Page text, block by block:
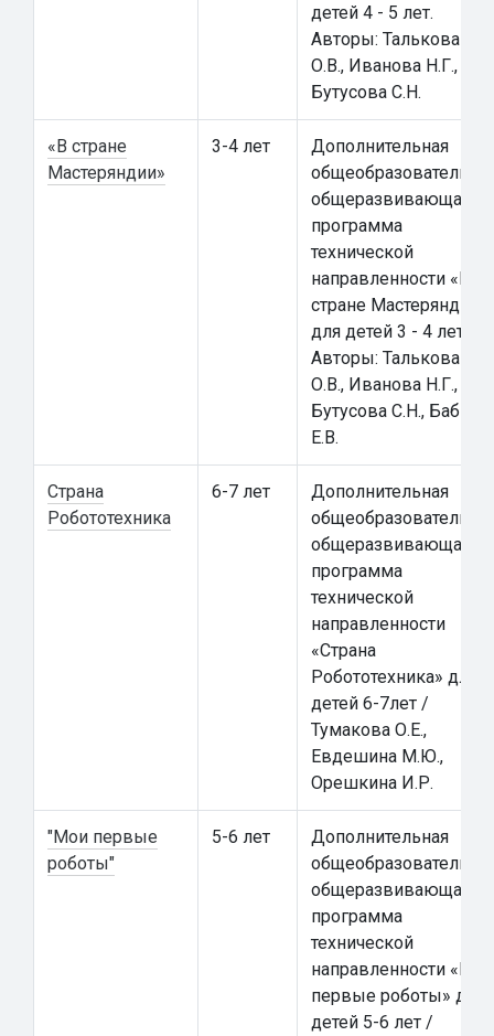
детей 4 - 5 лет.
Авторы: Талькова
О.В., Иванова Н.Г.,
Бутусова С.Н.
«В стране
Мастеряндии»
3-4 лет
Дополнительная
общеразвивающая
программа
технической
направленности «В
стране Мастеряндии»
для детей 3 - 4 лет.
Авторы: Талькова
О.В., Иванова Н.Г.,
Бутусова С.Н., Бабич
Е.В.
Страна
Робототехника
6-7 лет
Дополнительная
общеразвивающая
программа
технической
направленности
«Страна
Робототехника» для
детей 6-7лет /
Тумакова О.Е.,
Евдешина М.Ю.,
Орешкина И.Р.
"Мои первые
роботы"
5-6 лет
Дополнительная
общеразвивающая
программа
технической
направленности «Мои
первые роботы» для
детей 5-6 лет /